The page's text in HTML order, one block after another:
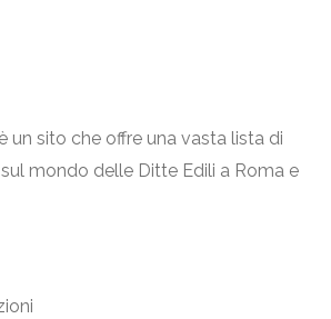
un sito che offre una vasta lista di
mondo delle Ditte Edili a Roma e